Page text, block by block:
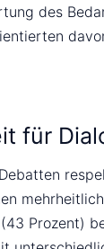
des
für
Prozent)